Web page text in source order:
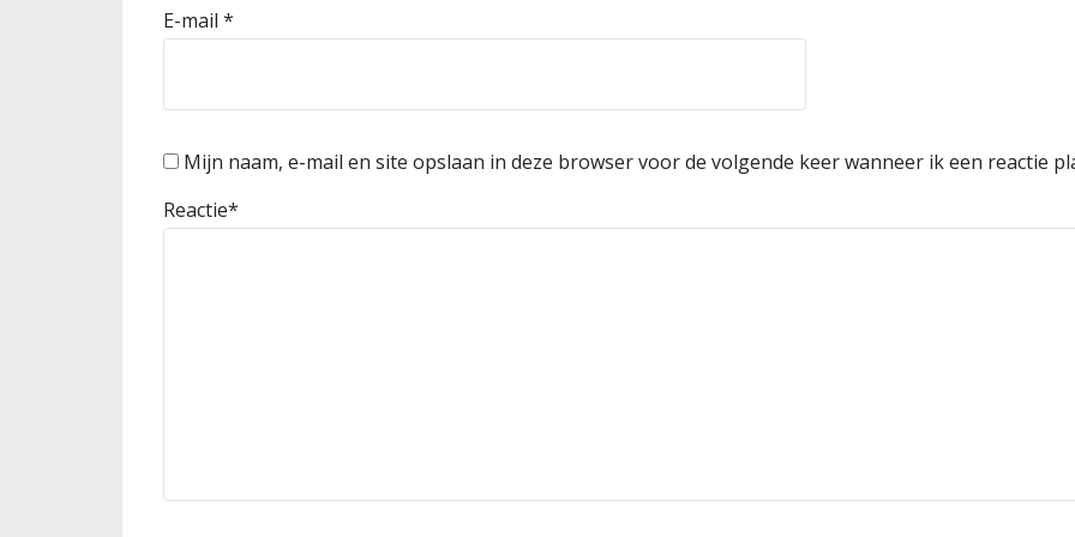
E-mail *
Mijn naam, e-mail en site opslaan in deze browser voor de volgende keer wanneer ik een reactie
Reactie*